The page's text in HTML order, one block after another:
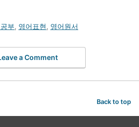
부, 영어표현, 영어원서
a Comment
Back to top